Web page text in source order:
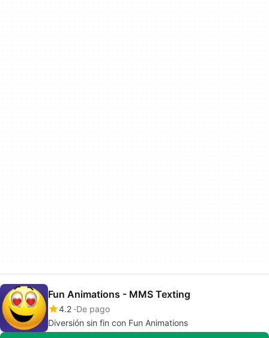
Fun Animations - MMS Texting
4.2 De pago
Diversión sin fin con Fun Animations